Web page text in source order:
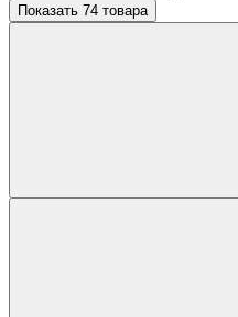
Показать 74 товара